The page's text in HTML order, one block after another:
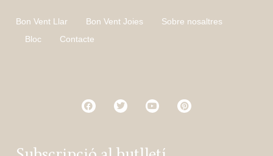
Bon Vent Llar Bon Vent Joies
Sobre nosaltres
Bloc
Contacte